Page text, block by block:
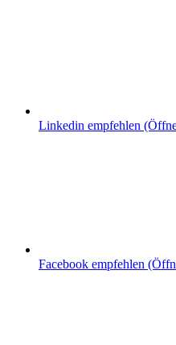
Linkedin empfehlen
Facebook empfehlen